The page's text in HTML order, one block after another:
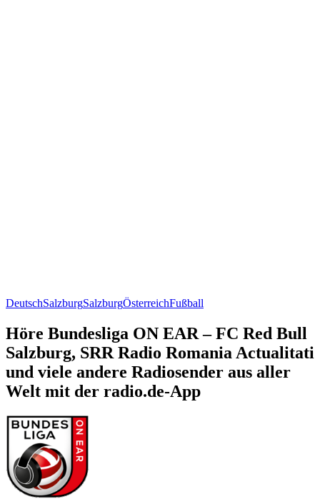
DeutschSalzburgSalzburgÖsterreichFußball
Höre Bundesliga ON EAR – FC Red Bull
Salzburg, SRR Radio Romania Actualitati
und viele andere Radiosender aus aller
Welt mit der radio.de-App